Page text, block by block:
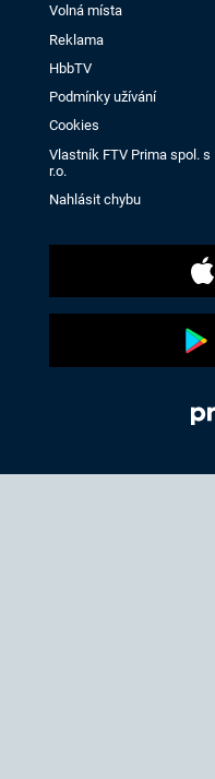
Volná místa
Reklama
HbbTV
Podmínky užívání
Cookies
Vlastník FTV Prima spol. s
r.o.
Nahlásit chybu